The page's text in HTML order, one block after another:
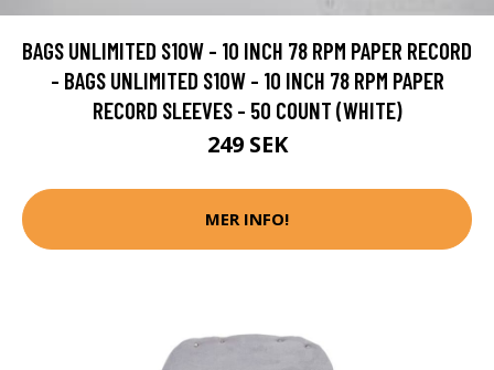
BAGS UNLIMITED S10W - 10 INCH 78 RPM PAPER RECORD
- BAGS UNLIMITED S10W - 10 INCH 78 RPM PAPER
RECORD SLEEVES - 50 COUNT (WHITE)
249 SEK
MER INFO!